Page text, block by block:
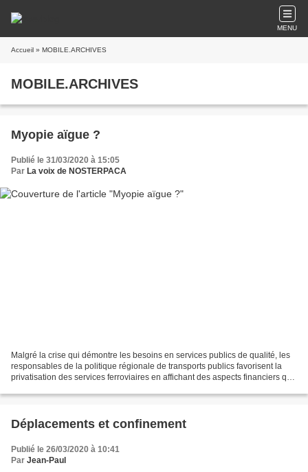
MENU
Accueil » MOBILE.ARCHIVES
MOBILE.ARCHIVES
Myopie aïgue ?
Publié le 31/03/2020 à 15:05
Par La voix de NOSTERPACA
Malgré la crise qui démontre les besoins en services publics de qualité, les
responsables de la politique régionale de transports publics favorisent la
privatisation des services ferroviaires en affichant des aspects financiers qui
Déplacements et confinement
Publié le 26/03/2020 à 10:41
Par Jean-Paul